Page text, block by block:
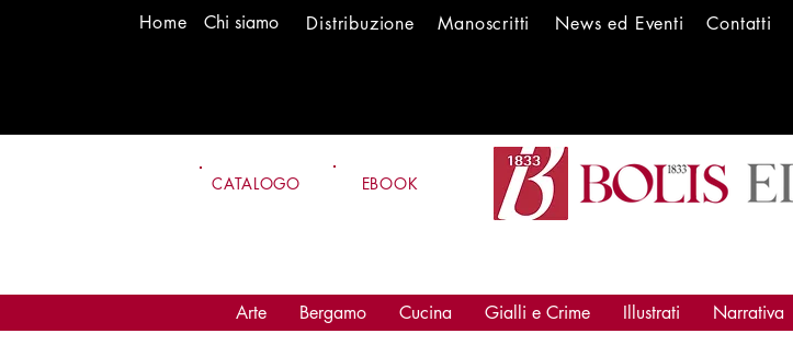
Home Chi siamo Distribuzione Manoscritti News ed Eventi Contatti
CATALOGO EBOOK
Arte Bergamo Cucina Gialli e Crime Illustrati Narrativa